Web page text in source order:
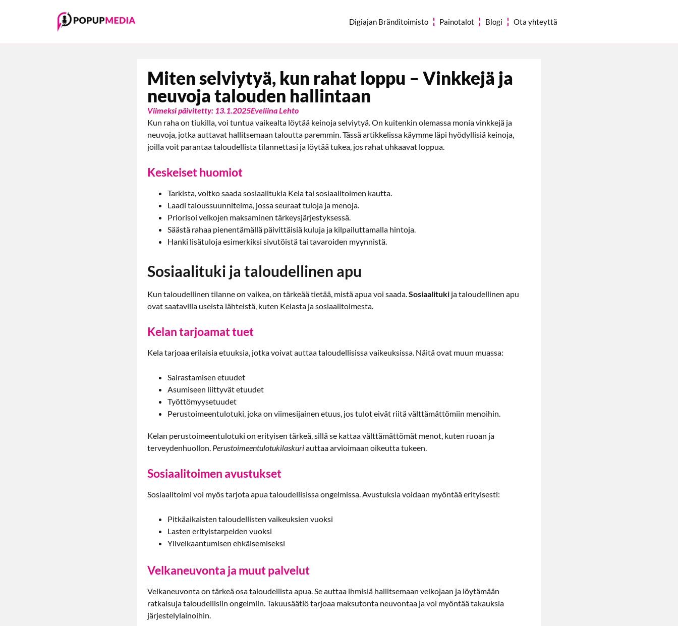
Digiajan Bränditoimisto Painotalot Blogi Ota yhteyttä
Miten selviytyä, kun rahat loppu – Vinkkejä ja
neuvoja talouden hallintaan
Viimeksi päivitetty: 13.1.2025Eveliina Lehto
Kun raha on tiukilla, voi tuntua vaikealta löytää keinoja selviytyä. On kuitenkin olemassa monia vinkkejä ja
neuvoja, jotka auttavat hallitsemaan taloutta paremmin. Tässä artikkelissa käymme läpi hyödyllisiä keinoja,
joilla voit parantaa taloudellista tilannettasi ja löytää tukea, jos rahat uhkaavat loppua.
Keskeiset huomiot
Tarkista, voitko saada sosiaalitukia Kela tai sosiaalitoimen kautta.
Laadi taloussuunnitelma, jossa seuraat tuloja ja menoja.
Priorisoi velkojen maksaminen tärkeysjärjestyksessä.
Säästä rahaa pienentämällä päivittäisiä kuluja ja kilpailuttamalla hintoja.
Hanki lisätuloja esimerkiksi sivutöistä tai tavaroiden myynnistä.
Sosiaalituki ja taloudellinen apu
Kun taloudellinen tilanne on vaikea, on tärkeää tietää, mistä apua voi saada.Sosiaalituki ja taloudellinen apu
ovat saatavilla useista lähteistä, kuten Kelasta ja sosiaalitoimesta.
Kelan tarjoamat tuet
Kela tarjoaa erilaisia etuuksia, jotka voivat auttaa taloudellisissa vaikeuksissa. Näitä ovat muun muassa:
Sairastamisen etuudet
Asumiseen liittyvät etuudet
Työttömyysetuudet
Perustoimeentulotuki, joka on viimesijainen etuus, jos tulot eivät riitä välttämättömiin menoihin.
Kelan perustoimeentulotuki on erityisen tärkeä, sillä se kattaa välttämättömät menot, kuten ruoan ja
terveydenhuollon. Perustoimeentulotukilaskuriauttaa arvioimaan oikeutta tukeen.
Sosiaalitoimen avustukset
Sosiaalitoimi voi myös tarjota apua taloudellisissa ongelmissa. Avustuksia voidaan myöntää erityisesti:
Pitkäaikaisten taloudellisten vaikeuksien vuoksi
Lasten erityistarpeiden vuoksi
Ylivelkaantumisen ehkäisemiseksi
Velkaneuvonta ja muut palvelut
Velkaneuvonta on tärkeä osa taloudellista apua. Se auttaa ihmisiä hallitsemaan velkojaan ja löytämään
ratkaisuja taloudellisiin ongelmiin. Takuusäätiö tarjoaa maksutonta neuvontaa ja voi myöntää takauksia
järjestelylainoihin.